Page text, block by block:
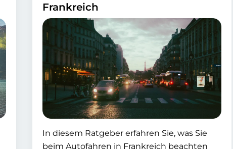
Frankreich
In diesem Ratgeber erfahren Sie, was Sie
beim Autofahren in Frankreich beachten